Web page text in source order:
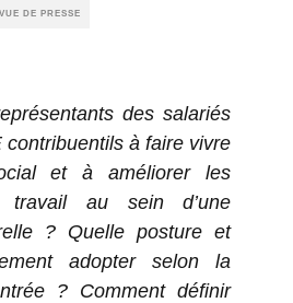
DE PRESSE
des salariés
contribuentils à faire vivre
et à améliorer les
travail au sein d’une
? Quelle posture et
adopter selon la
? Comment définir